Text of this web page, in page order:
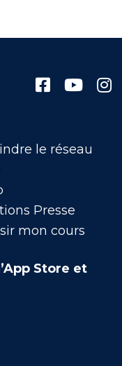
le réseau
Presse
mon cours
Store et